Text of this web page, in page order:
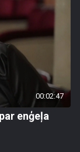
00:02:47
enģeļa